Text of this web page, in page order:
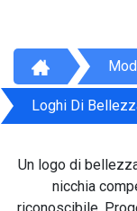
Loghi Di
Un logo di
nicchia